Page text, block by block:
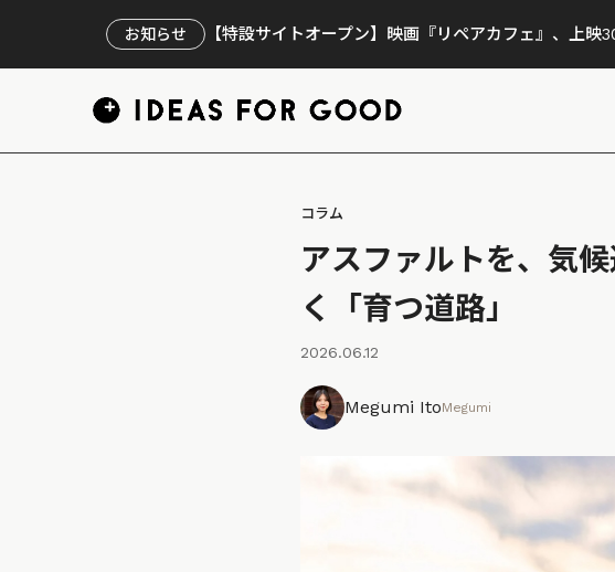
お知らせ 【特設サイトオープン】映画『リペアカフェ』、上映
コラム
アスファルトを、気
く「育つ道路」
2026.06.12
Megumi ItoMegumi